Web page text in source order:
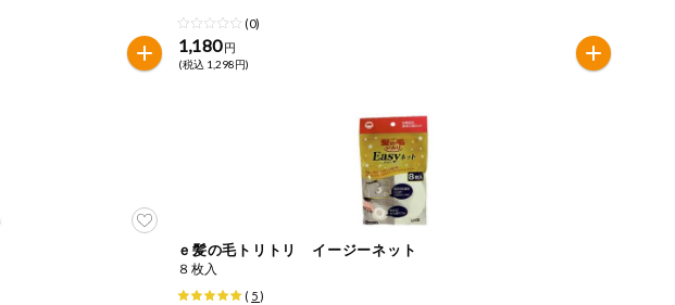
(0)
1,180 円
(税込 1,298円)
ｅ髪の毛トリトリ イージーネット
８枚入
( 5)